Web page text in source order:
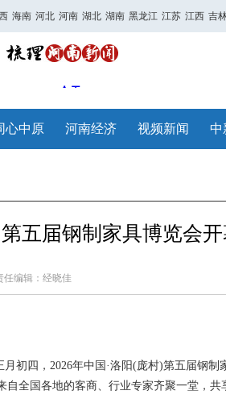
海南 河北 河南 湖北 湖南 黑龙江 江苏 江西 吉
心中原 河南经济 视频新闻 中
五届钢制家具博览会
任编辑：经晓佳
四，2026年中国·洛阳(庞村)第五届钢制
自全国各地的客商、行业专家齐聚一堂，共